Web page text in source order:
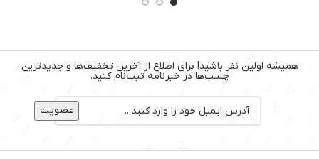
همیشه اولین نفر باشید! برای اطلاع از آخرین تخفیف‌ها و جدیدترین
چسب‌ها در خبرنامه ثبت‌نام کنید.